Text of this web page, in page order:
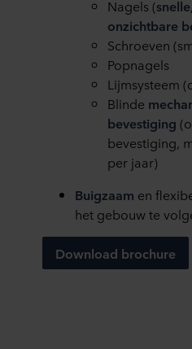
Nagels (
onzichtbare
Schroeven (
Popnagels
Lijmsysteem (
Blinde
bevestiging (
bevestiging,
per jaar)
Buigzaam en
het gebouw te vo
Download brochure